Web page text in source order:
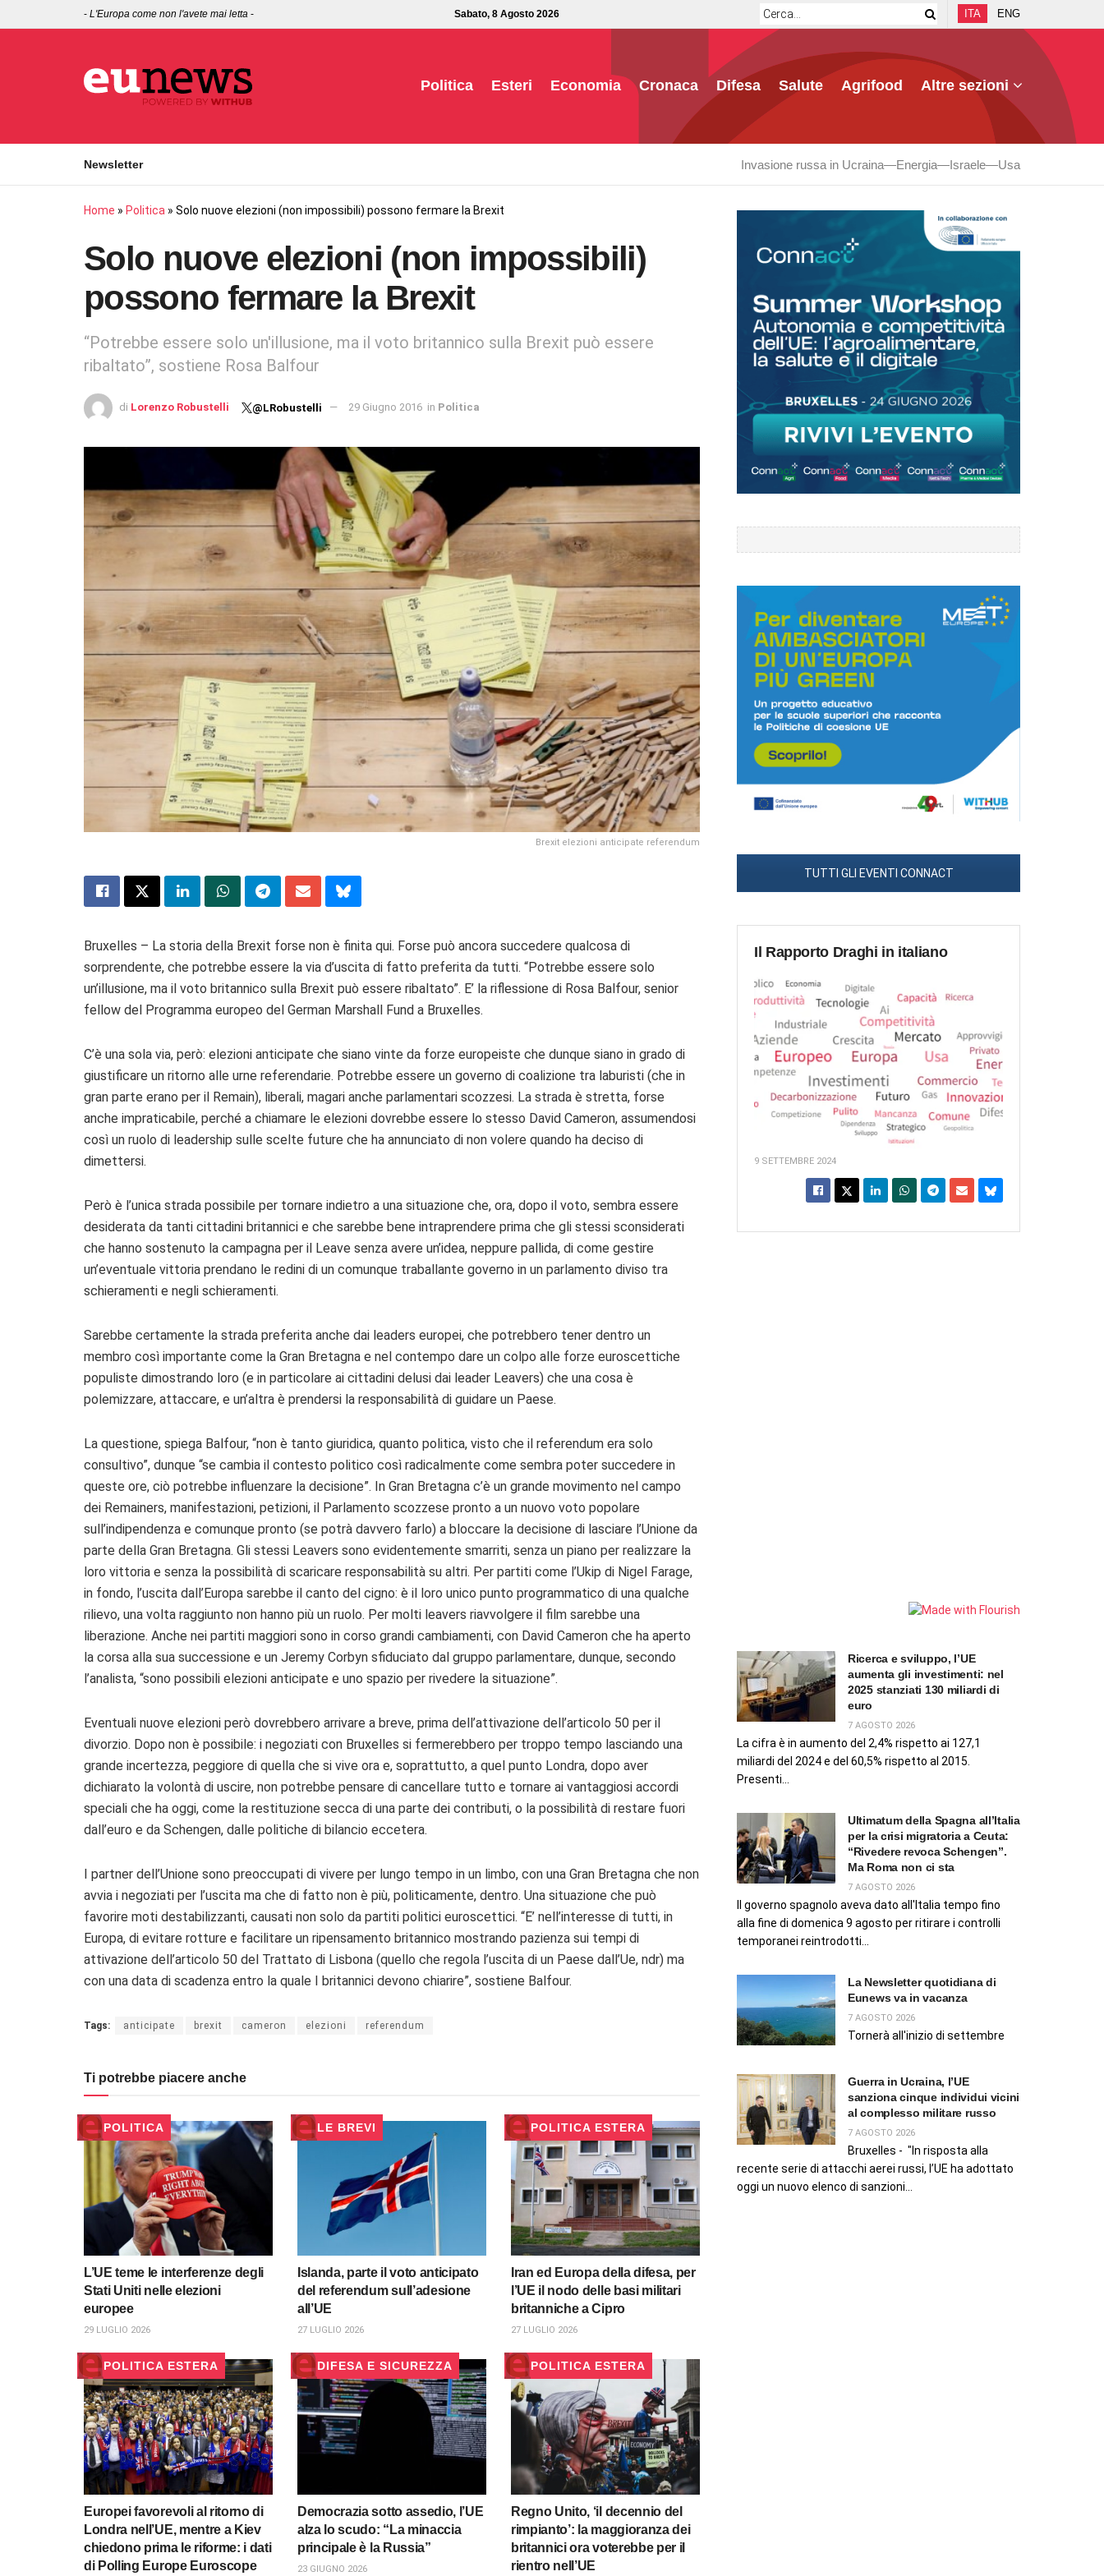
- L'Europa come non l'avete mai letta - Sabato, 8 Agosto 2026 ITA ENG
Politica Esteri Economia Cronaca Difesa Salute Agrifood Altre sezioni
Newsletter Invasione russa in Ucraina Energia Israele Usa
Home » Politica » Solo nuove elezioni (non impossibili) possono fermare la Brexit
Solo nuove elezioni (non impossibili)
possono fermare la Brexit
“Potrebbe essere solo un'illusione, ma il voto britannico sulla Brexit può essere
ribaltato”, sostiene Rosa Balfour
di Lorenzo Robustelli @LRobustelli 29 Giugno 2016 in Politica
Brexit elezioni anticipate referendum
Bruxelles – La storia della Brexit forse non è finita qui. Forse può ancora succedere qualcosa di
sorprendente, che potrebbe essere la via d’uscita di fatto preferita da tutti. “Potrebbe essere solo
un’illusione, ma il voto britannico sulla Brexit può essere ribaltato”. E’ la riflessione di Rosa Balfour, senior
fellow del Programma europeo del German Marshall Fund a Bruxelles.
C’è una sola via, però: elezioni anticipate che siano vinte da forze europeiste che dunque siano in grado di
giustificare un ritorno alle urne referendarie. Potrebbe essere un governo di coalizione tra laburisti (che in
gran parte erano per il Remain), liberali, magari anche parlamentari scozzesi. La strada è stretta, forse
anche impraticabile, perché a chiamare le elezioni dovrebbe essere lo stesso David Cameron, assumendosi
così un ruolo di leadership sulle scelte future che ha annunciato di non volere quando ha deciso di
dimettersi.
Però è l’unica strada possibile per tornare indietro a una situazione che, ora, dopo il voto, sembra essere
desiderata da tanti cittadini britannici e che sarebbe bene intraprendere prima che gli stessi sconsiderati
che hanno sostenuto la campagna per il Leave senza avere un’idea, neppure pallida, di come gestire
un’eventuale vittoria prendano le redini di un comunque traballante governo in un parlamento diviso tra
schieramenti e negli schieramenti.
Sarebbe certamente la strada preferita anche dai leaders europei, che potrebbero tener dentro un
membro così importante come la Gran Bretagna e nel contempo dare un colpo alle forze euroscettiche
populiste dimostrando loro (e in particolare ai cittadini delusi dai leader Leavers) che una cosa è
polemizzare, attaccare, e un’altra è prendersi la responsabilità di guidare un Paese.
La questione, spiega Balfour, “non è tanto giuridica, quanto politica, visto che il referendum era solo
consultivo”, dunque “se cambia il contesto politico così radicalmente come sembra poter succedere in
queste ore, ciò potrebbe influenzare la decisione”. In Gran Bretagna c’è un grande movimento nel campo
dei Remainers, manifestazioni, petizioni, il Parlamento scozzese pronto a un nuovo voto popolare
sull’indipendenza e comunque pronto (se potrà davvero farlo) a bloccare la decisione di lasciare l’Unione da
parte della Gran Bretagna. Gli stessi Leavers sono evidentemente smarriti, senza un piano per realizzare la
loro vittoria e senza la possibilità di scaricare responsabilità su altri. Per partiti come l’Ukip di Nigel Farage,
in fondo, l’uscita dall’Europa sarebbe il canto del cigno: è il loro unico punto programmatico di una qualche
rilievo, una volta raggiunto non hanno più un ruolo. Per molti leavers riavvolgere il film sarebbe una
liberazione. Anche nei partiti maggiori sono in corso grandi cambiamenti, con David Cameron che ha aperto
la corsa alla sua successione e un Jeremy Corbyn sfiduciato dal gruppo parlamentare, dunque, secondo
l’analista, “sono possibili elezioni anticipate e uno spazio per rivedere la situazione”.
Eventuali nuove elezioni però dovrebbero arrivare a breve, prima dell’attivazione dell’articolo 50 per il
divorzio. Dopo non è possibile: i negoziati con Bruxelles si fermerebbero per troppo tempo lasciando una
grande incertezza, peggiore di quella che si vive ora e, soprattutto, a quel punto Londra, dopo aver
dichiarato la volontà di uscire, non potrebbe pensare di cancellare tutto e tornare ai vantaggiosi accordi
speciali che ha oggi, come la restituzione secca di una parte dei contributi, o la possibilità di restare fuori
dall’euro e da Schengen, dalle politiche di bilancio eccetera.
I partner dell’Unione sono preoccupati di vivere per lungo tempo in un limbo, con una Gran Bretagna che non
avvia i negoziati per l’uscita ma che di fatto non è più, politicamente, dentro. Una situazione che può
favorire moti destabilizzanti, causati non solo da partiti politici euroscettici. “E’ nell’interesse di tutti, in
Europa, di evitare rotture e facilitare un ripensamento britannico mostrando pazienza sui tempi di
attivazione dell’articolo 50 del Trattato di Lisbona (quello che regola l’uscita di un Paese dall’Ue, ndr) ma
con una data di scadenza entro la quale I britannici devono chiarire”, sostiene Balfour.
Tags: anticipate brexit cameron elezioni referendum
Ti potrebbe piacere anche
POLITICA
L’UE teme le interferenze degli
Stati Uniti nelle elezioni
europee
29 LUGLIO 2026
LE BREVI
Islanda, parte il voto anticipato
del referendum sull’adesione
all’UE
27 LUGLIO 2026
POLITICA ESTERA
Iran ed Europa della difesa, per
l’UE il nodo delle basi militari
britanniche a Cipro
27 LUGLIO 2026
POLITICA ESTERA
Europei favorevoli al ritorno di
Londra nell’UE, mentre a Kiev
chiedono prima le riforme: i dati
di Polling Europe Euroscope
DIFESA E SICUREZZA
Democrazia sotto assedio, l’UE
alza lo scudo: “La minaccia
principale è la Russia”
23 GIUGNO 2026
POLITICA ESTERA
Regno Unito, ‘il decennio del
rimpianto’: la maggioranza dei
britannici ora voterebbe per il
rientro nell’UE
TUTTI GLI EVENTI CONNACT
Il Rapporto Draghi in italiano
9 SETTEMBRE 2024
Ricerca e sviluppo, l’UE
aumenta gli investimenti: nel
2025 stanziati 130 miliardi di
euro
7 AGOSTO 2026
La cifra è in aumento del 2,4% rispetto ai 127,1
miliardi del 2024 e del 60,5% rispetto al 2015.
Presenti...
Ultimatum della Spagna all’Italia
per la crisi migratoria a Ceuta:
“Rivedere revoca Schengen”.
Ma Roma non ci sta
7 AGOSTO 2026
Il governo spagnolo aveva dato all'Italia tempo fino
alla fine di domenica 9 agosto per ritirare i controlli
temporanei reintrodotti...
La Newsletter quotidiana di
Eunews va in vacanza
7 AGOSTO 2026
Tornerà all'inizio di settembre
Guerra in Ucraina, l’UE
sanziona cinque individui vicini
al complesso militare russo
7 AGOSTO 2026
Bruxelles - "In risposta alla
recente serie di attacchi aerei russi, l’UE ha adottato
oggi un nuovo elenco di sanzioni...